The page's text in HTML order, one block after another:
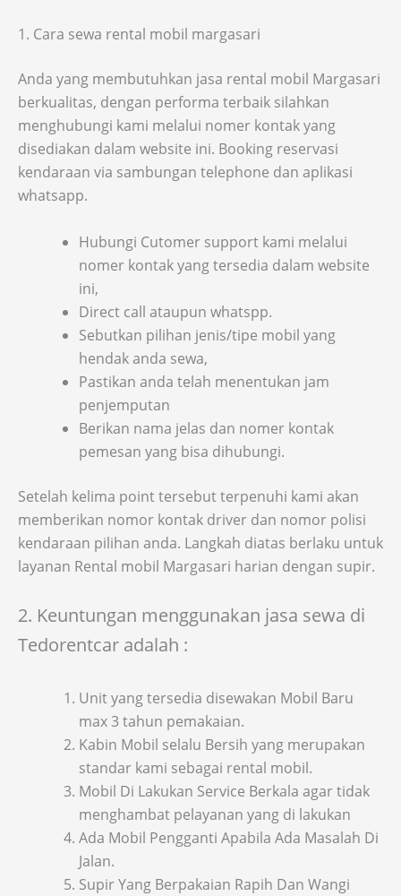
1. Cara sewa rental mobil margasari
Anda yang membutuhkan jasa rental mobil Margasari
berkualitas, dengan performa terbaik silahkan
menghubungi kami melalui nomer kontak yang
disediakan dalam website ini. Booking reservasi
kendaraan via sambungan telephone dan aplikasi
whatsapp.
Hubungi Cutomer support kami melalui
nomer kontak yang tersedia dalam website
ini,
Direct call ataupun whatspp.
Sebutkan pilihan jenis/tipe mobil yang
hendak anda sewa,
Pastikan anda telah menentukan jam
penjemputan
Berikan nama jelas dan nomer kontak
pemesan yang bisa dihubungi.
Setelah kelima point tersebut terpenuhi kami akan
memberikan nomor kontak driver dan nomor polisi
kendaraan pilihan anda. Langkah diatas berlaku untuk
layanan Rental mobil Margasari harian dengan supir.
2. Keuntungan menggunakan jasa sewa di
Tedorentcar adalah :
Unit yang tersedia disewakan Mobil Baru
max 3 tahun pemakaian.
Kabin Mobil selalu Bersih yang merupakan
standar kami sebagai rental mobil.
Mobil Di Lakukan Service Berkala agar tidak
menghambat pelayanan yang di lakukan
Ada Mobil Pengganti Apabila Ada Masalah Di
Jalan.
Supir Yang Berpakaian Rapih Dan Wangi